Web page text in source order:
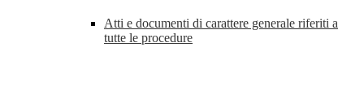
Atti e documenti di carattere generale riferiti a
tutte le procedure